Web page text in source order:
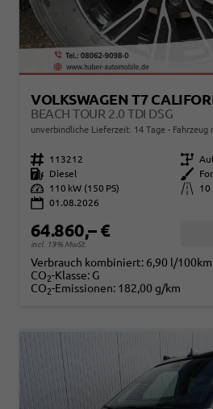
VOLKSWAGEN T7
BEACH TOUR 2.0 TDI DSG
unverbindliche Lieferzeit: 14 Tage Fahrzeug
Fahrzeugnr. 113212 Getriebe
Kraftstoff
Diesel Außenfarbe
Leistung
110 kW (150 PS) Kilometerstand
10
01.08.2026
64.860,– €
incl. 19% MwSt.
Verbrauch kombiniert: 6,90 l/100km
CO2-Klasse: G
CO2-Emissionen: 182,00 g/km